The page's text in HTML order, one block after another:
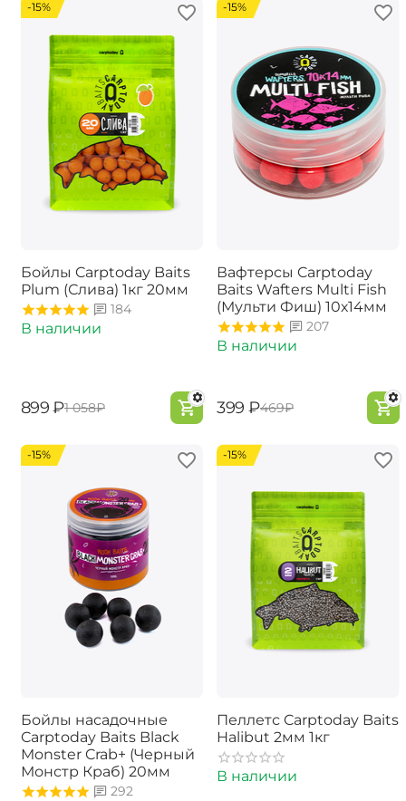
-15%
Бойлы Carptoday Baits
Plum (Слива) 1кг 20мм
184
В наличии
‍899‍ ₽‍1 058‍₽
-15%
Вафтерсы Carptoday
Baits Wafters Multi Fish
(Мульти Фиш) 10х14мм
207
В наличии
‍399‍ ₽‍469‍₽
-15%
Бойлы насадочные
Carptoday Baits Black
Monster Crab+ (Черный
Монстр Краб) 20мм
292
-15%
Пеллетс Carptoday Baits
Halibut 2мм 1кг
В наличии